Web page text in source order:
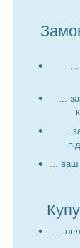
...
...
...
...